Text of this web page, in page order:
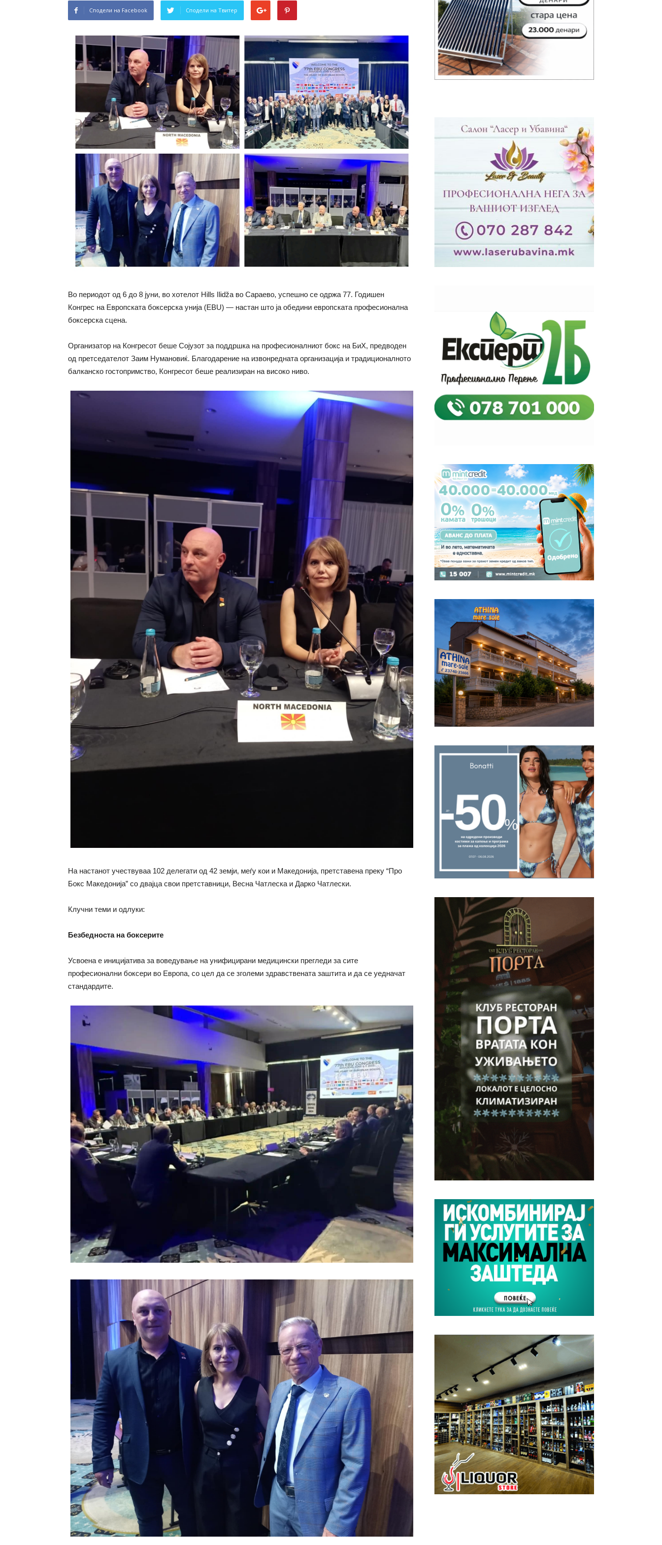
Сподели на Facebook Сподели на Твитер
Во периодот од 6 до 8 јуни, во хотелот Hills Ilidža во Сараево, успешно се одржа 77. Годишен
Конгрес на Европската боксерска унија (EBU) — настан што ја обедини европската професионална
боксерска сцена.
Организатор на Конгресот беше Сојузот за поддршка на професионалниот бокс на БиХ, предводен
од претседателот Заим Нумановиќ. Благодарение на извонредната организација и традиционалното
балканско гостопримство, Конгресот беше реализиран на високо ниво.
На настанот учествуваа 102 делегати од 42 земји, меѓу кои и Македонија, претставена преку “Про
Бокс Македонија” со двајца свои претставници, Весна Чатлеска и Дарко Чатлески.
Клучни теми и одлуки:
Безбедноста на боксерите
Усвоена е иницијатива за воведување на унифицирани медицински прегледи за сите
професионални боксери во Европа, со цел да се зголеми здравствената заштита и да се уедначат
стандардите.